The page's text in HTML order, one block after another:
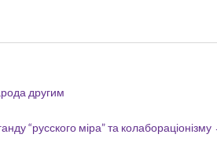
другим
“русского міра” та колабораціонізму